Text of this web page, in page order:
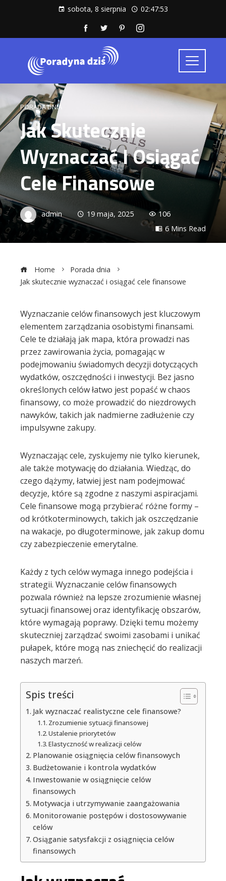
sobota, 8 sierpnia 02:47:54
PORADA DNIA
Jak Skutecznie
Wyznaczać I Osiągać
Cele Finansowe
admin 19 maja, 2025
106
6 Mins Read
Home
Porada dnia
Jak skutecznie wyznaczać i osiągać cele finansowe
Wyznaczanie celów finansowych jest kluczowym
elementem zarządzania osobistymi finansami.
Cele te działają jak mapa, która prowadzi nas
przez zawirowania życia, pomagając w
podejmowaniu świadomych decyzji dotyczących
wydatków, oszczędności i inwestycji. Bez jasno
określonych celów łatwo jest popaść w chaos
finansowy, co może prowadzić do niezdrowych
nawyków, takich jak nadmierne zadłużenie czy
impulsywne zakupy.
Wyznaczając cele, zyskujemy nie tylko kierunek,
ale także motywację do działania. Wiedząc, do
czego dążymy, łatwiej jest nam podejmować
decyzje, które są zgodne z naszymi aspiracjami.
Cele finansowe mogą przybierać różne formy –
od krótkoterminowych, takich jak oszczędzanie
na wakacje, po długoterminowe, jak zakup domu
czy zabezpieczenie emerytalne.
Każdy z tych celów wymaga innego podejścia i
strategii. Wyznaczanie celów finansowych
pozwala również na lepsze zrozumienie własnej
sytuacji finansowej oraz identyfikację obszarów,
które wymagają poprawy. Dzięki temu możemy
skuteczniej zarządzać swoimi zasobami i unikać
pułapek, które mogą nas zniechęcić do realizacji
naszych marzeń.
Spis treści
Jak wyznaczać realistyczne cele finansowe?
Zrozumienie sytuacji finansowej
Ustalenie priorytetów
Elastyczność w realizacji celów
Planowanie osiągnięcia celów finansowych
Budżetowanie i kontrola wydatków
Inwestowanie w osiągnięcie celów
finansowych
Motywacja i utrzymywanie zaangażowania
Monitorowanie postępów i dostosowywanie
celów
Osiąganie satysfakcji z osiągnięcia celów
finansowych